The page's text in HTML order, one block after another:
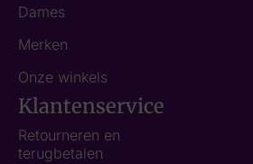
Dames
Merken
Onze winkels
Klantenservice
Retourneren en
terugbetalen